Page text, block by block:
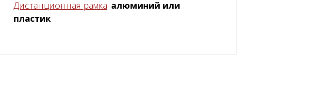
Дистанционная рамка: алюминий или
пластик